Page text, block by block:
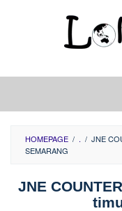
HOMEPAGE / . / JNE
SEMARANG
JNE